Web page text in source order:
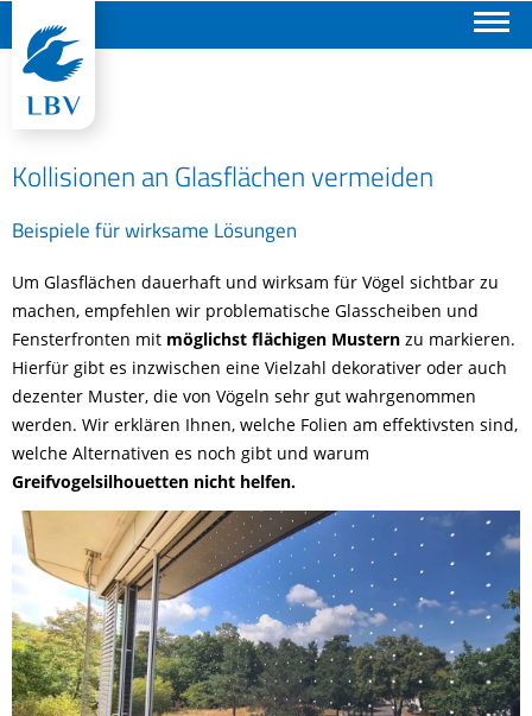
Kollisionen an Glasflächen vermeiden
Beispiele für wirksame Lösungen
Um Glasflächen dauerhaft und wirksam für Vögel sichtbar zu
machen, empfehlen wir problematische Glasscheiben und
Fensterfronten mit möglichst flächigen Mustern zu markieren.
Hierfür gibt es inzwischen eine Vielzahl dekorativer oder auch
dezenter Muster, die von Vögeln sehr gut wahrgenommen
werden. Wir erklären Ihnen, welche Folien am effektivsten sind,
welche Alternativen es noch gibt und warum
Greifvogelsilhouetten nicht helfen.